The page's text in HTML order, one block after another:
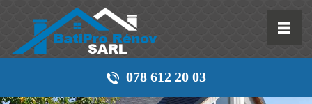
078 612 20 03